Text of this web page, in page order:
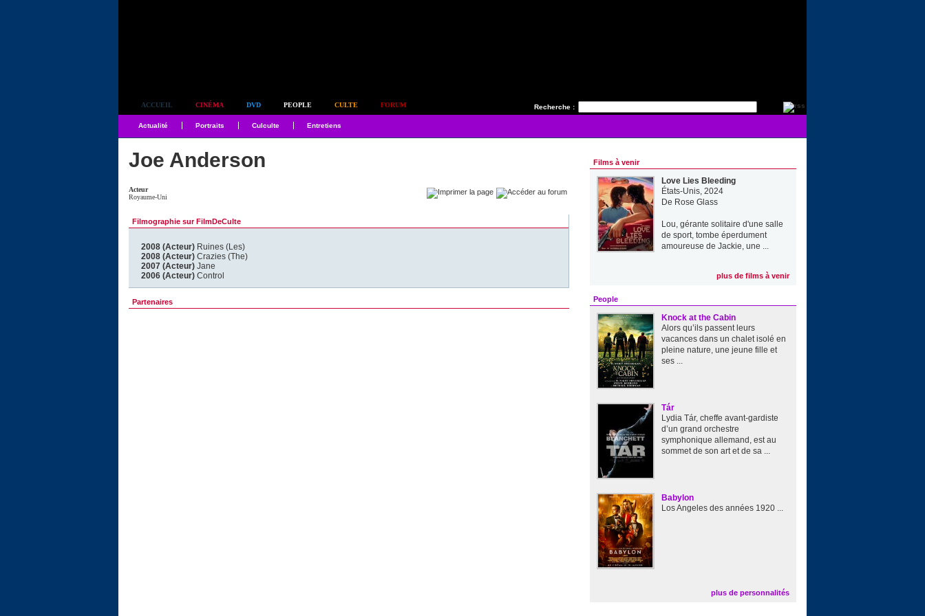
Recherche :
ACCUEIL CINÉMA DVD PEOPLE CULTE FORUM
Actualité Portraits Culculte Entretiens
Joe Anderson
Acteur
Royaume-Uni
Filmographie sur FilmDeCulte
2008 (Acteur) Ruines (Les)
2008 (Acteur) Crazies (The)
2007 (Acteur) Jane
2006 (Acteur) Control
Partenaires
Films à venir
Love Lies Bleeding
États-Unis, 2024
De Rose Glass
Lou, gérante solitaire d'une salle
de sport, tombe éperdument
amoureuse de Jackie, une ...
plus de films à venir
People
Knock at the Cabin
Alors qu’ils passent leurs
vacances dans un chalet isolé en
pleine nature, une jeune fille et
ses ...
Tár
Lydia Tár, cheffe avant-gardiste
d’un grand orchestre
symphonique allemand, est au
sommet de son art et de sa ...
Babylon
Los Angeles des années 1920 ...
plus de personnalités